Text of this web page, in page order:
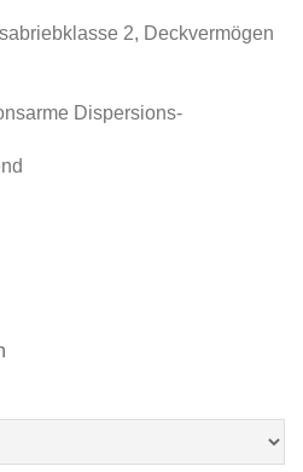
2, Deckvermögen
Dispersions-